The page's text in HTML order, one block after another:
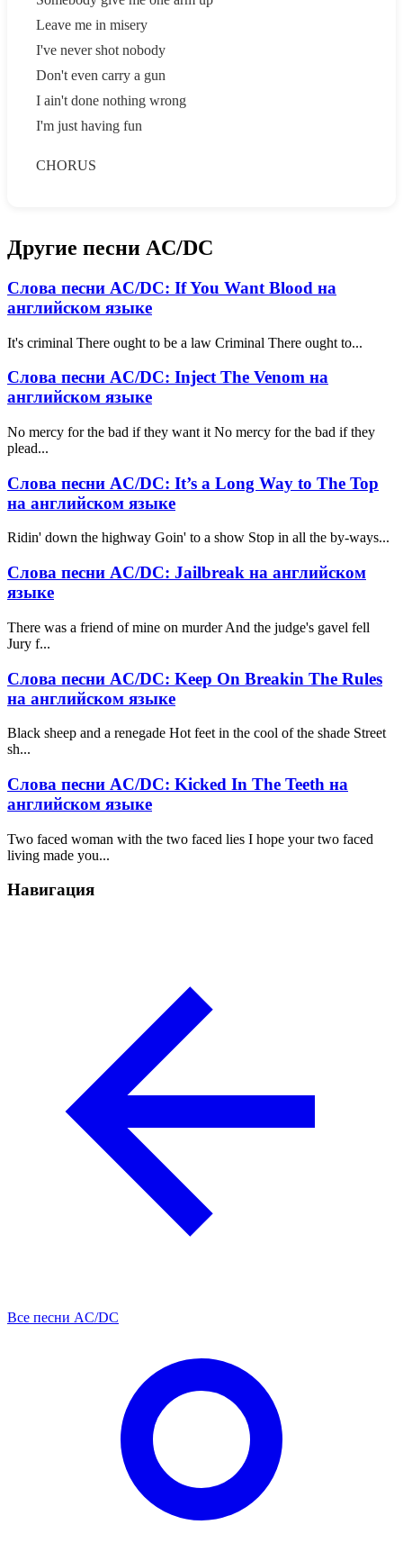
Leave me in misery
I've never shot nobody
Don't even carry a gun
I ain't done nothing wrong
I'm just having fun
CHORUS
Другие песни AC/DC
Слова песни AC/DC: If You Want Blood на
английском языке
It's criminal There ought to be a law Criminal There ought to...
Слова песни AC/DC: Inject The Venom на
английском языке
No mercy for the bad if they want it No mercy for the bad if they
plead...
Слова песни AC/DC: It’s a Long Way to The Top
на английском языке
Ridin' down the highway Goin' to a show Stop in all the by-ways...
Слова песни AC/DC: Jailbreak на английском
языке
There was a friend of mine on murder And the judge's gavel fell
Jury f...
Слова песни AC/DC: Keep On Breakin The Rules
на английском языке
Black sheep and a renegade Hot feet in the cool of the shade Street
sh...
Слова песни AC/DC: Kicked In The Teeth на
английском языке
Two faced woman with the two faced lies I hope your two faced
living made you...
Навигация
Все песни AC/DC